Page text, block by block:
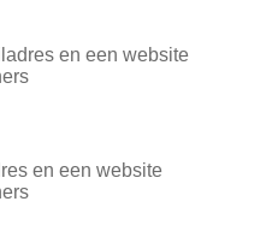
en een website
en een website